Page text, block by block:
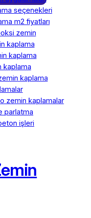
seçenekleri
m2 fiyatları
zemin
kaplama
kaplama
kaplama
kaplama
zemin kaplamalar
parlatma
işleri